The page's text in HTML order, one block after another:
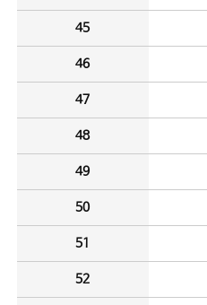
45
46
47
48
49
50
51
52